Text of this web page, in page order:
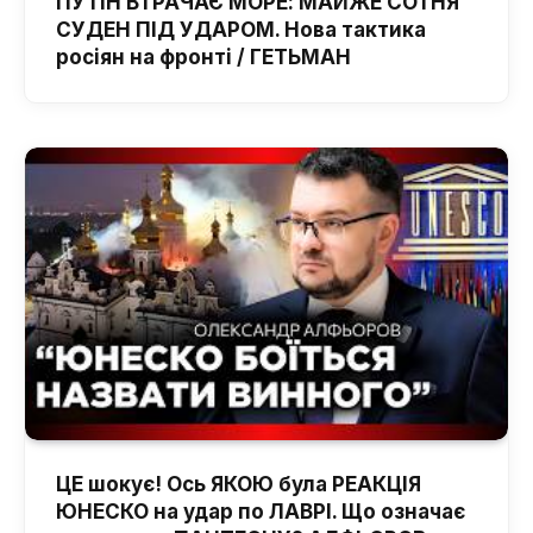
СУДЕН ПІД УДАРОМ. Нова тактика
росіян на фронті / ГЕТЬМАН
ЦЕ шокує! Ось ЯКОЮ була РЕАКЦІЯ
ЮНЕСКО на удар по ЛАВРІ. Що означає